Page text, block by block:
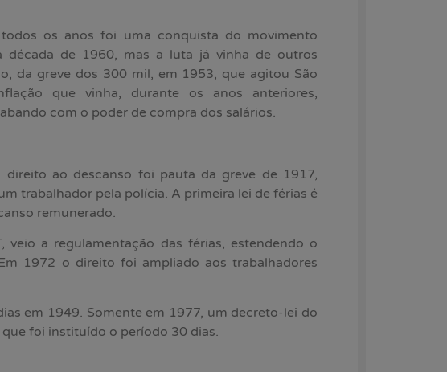
os anos foi uma conquista do movimento
década de 1960, mas a luta já vinha de outros
da greve dos 300 mil, em 1953, que agitou São
que vinha, durante os anos anteriores,
com o poder de compra dos salários.
ao descanso foi pauta da greve de 1917,
trabalhador pela polícia. A primeira lei de férias é
remunerado.
veio a regulamentação das férias, estendendo o
1972 o direito foi ampliado aos trabalhadores
em 1949. Somente em 1977, um decreto-lei do
foi instituído o período 30 dias.